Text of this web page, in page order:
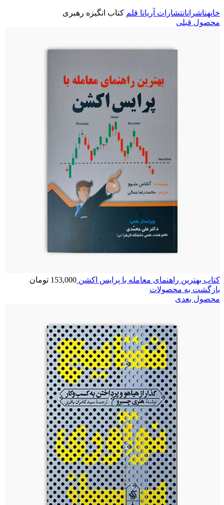
خانهناشرانانتشارات آریانا قلم کتاب انگیزه رهبری
محصول قبلی
کتاب بهترین راهنمای معامله با پرایس اکشن 153,000 تومان
بازگشت به محصولات
محصول بعدی